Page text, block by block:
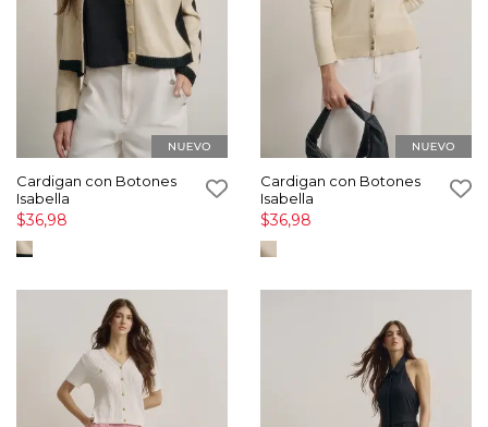
Cardigan con Botones
Isabella
$36,98
Cardigan con Botones
Isabella
$36,98